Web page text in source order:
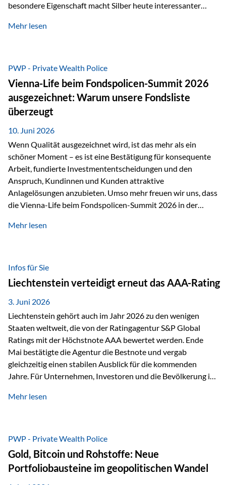
besondere Eigenschaft macht Silber heute interessanter
elektrischer – und genau dort spielt Silber eine
Leitfähigkeit aller Metalle. Diese Eigenschaft macht es für
zahlreiche Zukunftstechnologien praktisch unverzichtbar.
Silber findet sich unter anderem in: Solarmodulen
Elektrofahrzeugen Halbleitern Smartphones und Tablets…
Mehr lesen
PWP - Private Wealth Police
Vienna-Life beim Fondspolicen-Summit 2026
ausgezeichnet: Warum unsere Fondsliste
überzeugt
10. Juni 2026
Wenn Qualität ausgezeichnet wird, ist das mehr als ein
schöner Moment – es ist eine Bestätigung für konsequente
Arbeit, fundierte Investmententscheidungen und den
Anspruch, Kundinnen und Kunden attraktive
Anlagelösungen anzubieten. Umso mehr freuen wir uns, dass
die Vienna-Life beim Fondspolicen-Summit 2026 in der
dieser Ehrung ist der renommierte Fondspolicenreport der
analysiert und verglichen wurden. Das Ergebnis: Die ETF-
Auswahl der Vienna-Life zählt zu den drei besten Angeboten
am Markt. Für uns ist diese Auszeichnung eine Bestätigung
unseres Weges und unseres Anspruchs,…
Mehr lesen
Infos für Sie
Liechtenstein verteidigt erneut das AAA-Rating
3. Juni 2026
Liechtenstein gehört auch im Jahr 2026 zu den wenigen
Staaten weltweit, die von der Ratingagentur S&P Global
Ratings mit der Höchstnote AAA bewertet werden. Ende
Mai bestätigte die Agentur die Bestnote und vergab
gleichzeitig einen stabilen Ausblick für die kommenden
Jahre. Für Unternehmen, Investoren und die Bevölkerung ist
finanzielle Stabilität des Landes sowie das Vertrauen
trotz Herausforderungen Die weltwirtschaftlichen
Rahmenbedingungen bleiben anspruchsvoll. Geopolitische
Unsicherheiten, eine verhaltene Investitionstätigkeit und
eine schwächere Nachfrage in wichtigen Exportmärkten
Mehr lesen
PWP - Private Wealth Police
Gold, Bitcoin und Rohstoffe: Neue
Portfoliobausteine im geopolitischen Wandel